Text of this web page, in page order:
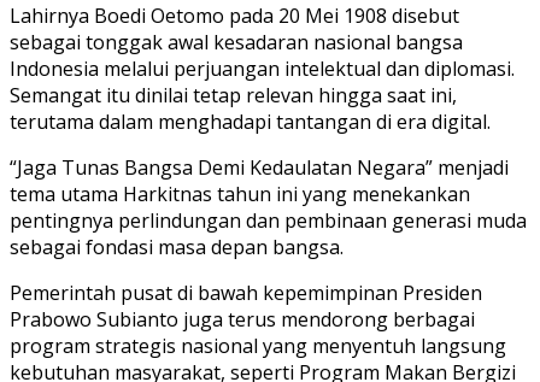
Lahirnya Boedi Oetomo pada 20 Mei 1908 disebut
sebagai tonggak awal kesadaran nasional bangsa
Indonesia melalui perjuangan intelektual dan diplomasi.
Semangat itu dinilai tetap relevan hingga saat ini,
terutama dalam menghadapi tantangan di era digital.
“Jaga Tunas Bangsa Demi Kedaulatan Negara” menjadi
tema utama Harkitnas tahun ini yang menekankan
pentingnya perlindungan dan pembinaan generasi muda
sebagai fondasi masa depan bangsa.
Pemerintah pusat di bawah kepemimpinan Presiden
Prabowo Subianto juga terus mendorong berbagai
program strategis nasional yang menyentuh langsung
kebutuhan masyarakat, seperti Program Makan Bergizi